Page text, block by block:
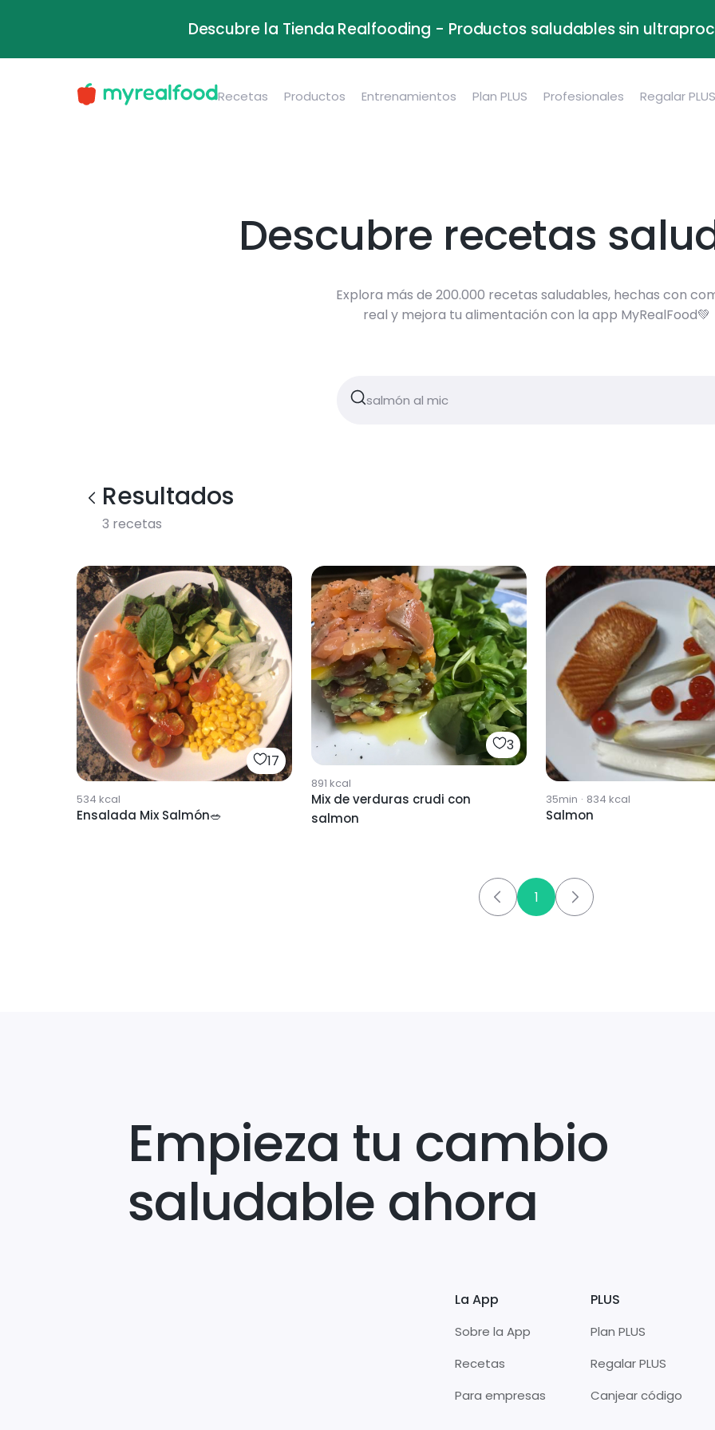
Descubre la Tienda Realfooding - Productos saludables sin
Recetas Productos Entrenamientos Plan PLUS Profesionales Regalar
Descubre recetas
Explora más de 200.000 recetas saludables, hechas con
real y mejora tu alimentación con la app MyRealFood💚
Resultados
3 recetas
17
534 kcal
Ensalada Mix Salmón🥗
3
891 kcal
Mix de verduras crudi con
salmon
35min · 834 kcal
Salmon
1
Empieza tu cambio
saludable ahora
La App
Sobre la App
Recetas
Para empresas
PLUS
Plan PLUS
Regalar PLUS
Canjear código